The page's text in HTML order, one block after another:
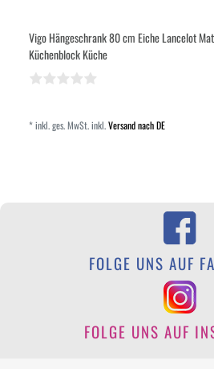
Vigo Hängeschrank 80 cm Eiche Lancelot
Küchenblock Küche
*inkl. ges. MwSt.inkl.Versand nach DE
FOLGE UNS AUF
FOLGE UNS AUF